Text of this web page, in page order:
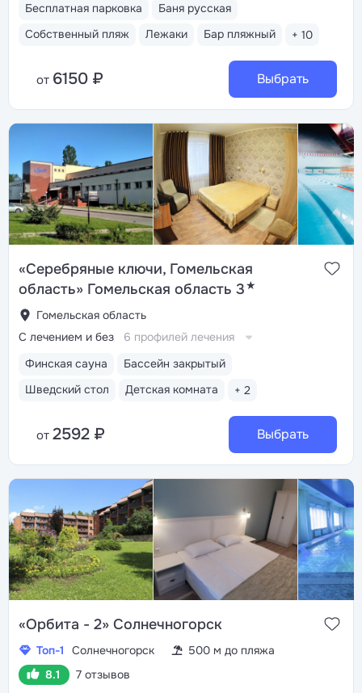
Бесплатная парковка
Баня русская
Собственный пляж
Лежаки Бар пляжный + 10
от 6150 ₽ Выбрать
«Серебряные ключи, Гомельская
область» Гомельская область 3★
Гомельская область
Финская сауна
Бассейн закрытый
Шведский стол
Детская комната + 2
С лечением и без 6 профилей лечения
от 2592 ₽ Выбрать
«Орбита - 2» Солнечногорск
Топ-1 Солнечногорск
500 м до пляжа
8.1
7 отзывов